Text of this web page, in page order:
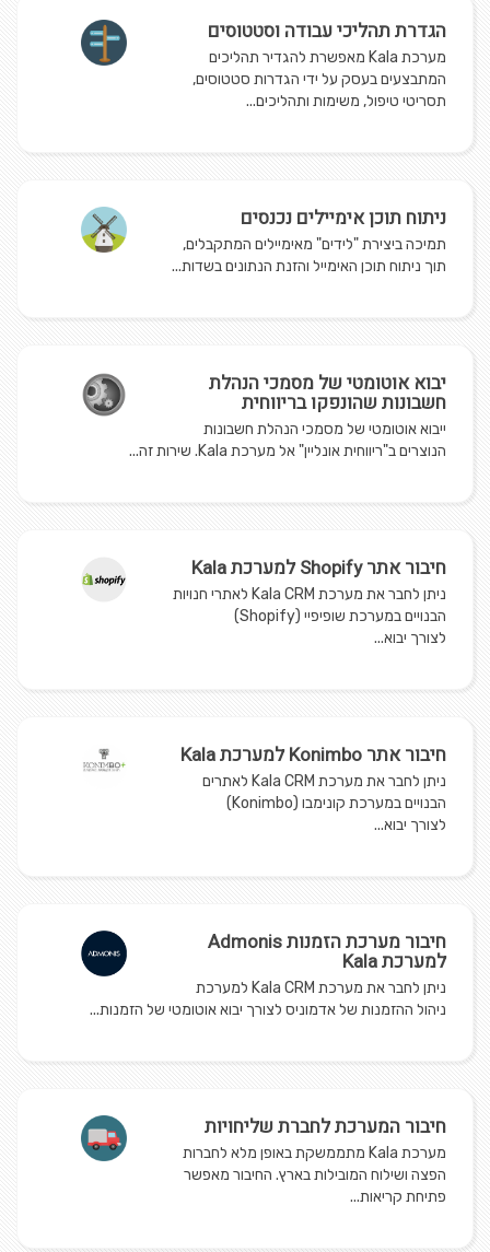
הגדרת תהליכי עבודה וסטטוסים
מערכת Kala מאפשרת להגדיר תהליכים
המתבצעים בעסק על ידי הגדרות סטטוסים,
תסריטי טיפול, משימות ותהליכים...
ניתוח תוכן אימיילים נכנסים
תמיכה ביצירת "לידים" מאימיילים המתקבלים,
תוך ניתוח תוכן האימייל והזנת הנתונים בשדות...
יבוא אוטומטי של מסמכי הנהלת
חשבונות שהונפקו בריווחית
ייבוא אוטומטי של מסמכי הנהלת חשבונות
הנוצרים ב"ריווחית אונליין" אל מערכת Kala. שירות זה...
חיבור אתר Shopify למערכת Kala
ניתן לחבר את מערכת Kala CRM לאתרי חנויות
הבנויים במערכת שופיפיי (Shopify)
לצורך יבוא...
חיבור אתר Konimbo למערכת Kala
ניתן לחבר את מערכת Kala CRM לאתרים
הבנויים במערכת קונימבו (Konimbo)
לצורך יבוא...
חיבור מערכת הזמנות Admonis
למערכת Kala
ניתן לחבר את מערכת Kala CRM למערכת
ניהול ההזמנות של אדמוניס לצורך יבוא אוטומטי של הזמנות...
חיבור המערכת לחברת שליחויות
מערכת Kala מתממשקת באופן מלא לחברות
הפצה ושילוח המובילות בארץ. החיבור מאפשר
פתיחת קריאות...